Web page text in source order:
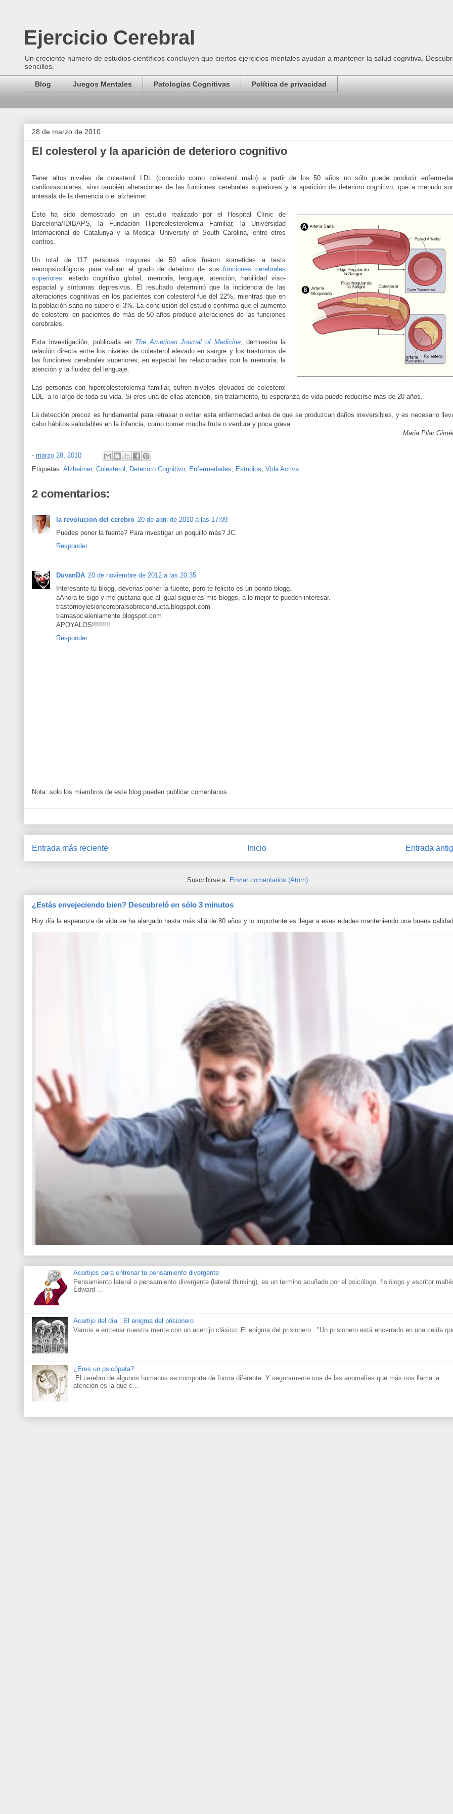
Ejercicio Cerebral
Un creciente número de estudios científicos concluyen que ciertos ejercicios mentales ayudan a mantener la salud cognitiva.
sencillos.
Blog Juegos Mentales Patologías Cognitivas Política de privacidad
28 de marzo de 2010
El colesterol y la aparición de deterioro cognitivo
Tener altos niveles de colesterol LDL (conocido como colesterol malo) a partir de los 50 años no sólo puede producir
cardiovasculares, sino también alteraciones de las funciones cerebrales superiores y la aparición de deterioro cognitivo, que a menudo
antesala de la demencia o el alzheimer.
Esto ha sido demostrado en un estudio realizado por el Hospital Clínic de
Barcelona/IDIBAPS, la Fundación Hipercolesterolemia Familiar, la Universidad
Internacional de Catalunya y la Medical University of South Carolina, entre otros
centros.
Un total de 117 personas mayores de 50 años fueron sometidas a tests
neuropsicológicos para valorar el grado de deterioro de susfunciones cerebrales
superiores: estado cognitivo global, memoria, lenguaje, atención, habilidad viso-
espacial y síntomas depresivos. El resultado determinó que la incidencia de las
alteraciones cognitivas en los pacientes con colesterol fue del 22%, mientras que en
la población sana no superó el 3%. La conclusión del estudio confirma que el aumento
de colesterol en pacientes de más de 50 años produce alteraciones de las funciones
cerebrales.
Esta investigación, publicada en The American Journal of Medicine , demuestra la
relación directa entre los niveles de colesterol elevado en sangre y los trastornos de
las funciones cerebrales superiores, en especial las relacionadas con la memoria, la
atención y la fluidez del lenguaje.
Las personas con hipercolesterolemia familiar, sufren niveles elevados de colesterol
LDL a lo largo de toda su vida. Si eres una de ellas atención, sin tratamiento, tu esperanza de vida puede reducirse más de 20 años.
La detección precoz es fundamental para retrasar o evitar esta enfermedad antes de que se produzcan daños irreversibles, y es necesario
cabo hábitos saludables en la infancia, como comer mucha fruta o verdura y poca grasa.
Maria Pilar
- marzo 28, 2010
Etiquetas: Alzheimer, Colesterol Deterioro Cognitivo Enfermedades Estudios Vida Activa
2 comentarios:
la revolucion del cerebro 20 de abril de 2010 a las 17:09
Puedes poner la fuente? Para investigar un poquillo más? JC.
Responder
DuvanDA 20 de noviembre de 2012 a las 20:35
Interesante tu blogg, deverias poner la fuente, pero te felicito es un bonito blogg.
aAhora te sigo y me gustaria que al igual siguieras mis bloggs, a lo mejor te pueden interesar.
trastornoylesioncerebralsobreconducta.blogspot.com
tramasocialenlamente.blogspot.com
APOYALOS!!!!!!!!!
Responder
Nota: solo los miembros de este blog pueden publicar comentarios.
Entrada más reciente Entrada
Inicio
Suscribirse a: Enviar comentarios (Atom)
¿Estás envejeciendo bien? Descubreló en sólo 3 minutos
Hoy día la esperanza de vida se ha alargado hasta más allá de 80 años y lo importante es llegar a esas edades manteniendo una buena
Acertijos para entrenar tu pensamiento divergente
Pensamiento lateral o pensamiento divergente (lateral thinking), es un termino acuñado por el psicólogo, fisiólogo y escritor
Edward ...
Acertijo del día : El enigma del prisionero
Vamos a entrenar nuestra mente con un acertijo clásico: El enigma del prisionero "Un prisionero está encerrado en una celda
¿Eres un psicópata?
El cerebro de algunos humanos se comporta de forma diferente. Y seguramente una de las anomalías que más nos llama la
atención es la que c...